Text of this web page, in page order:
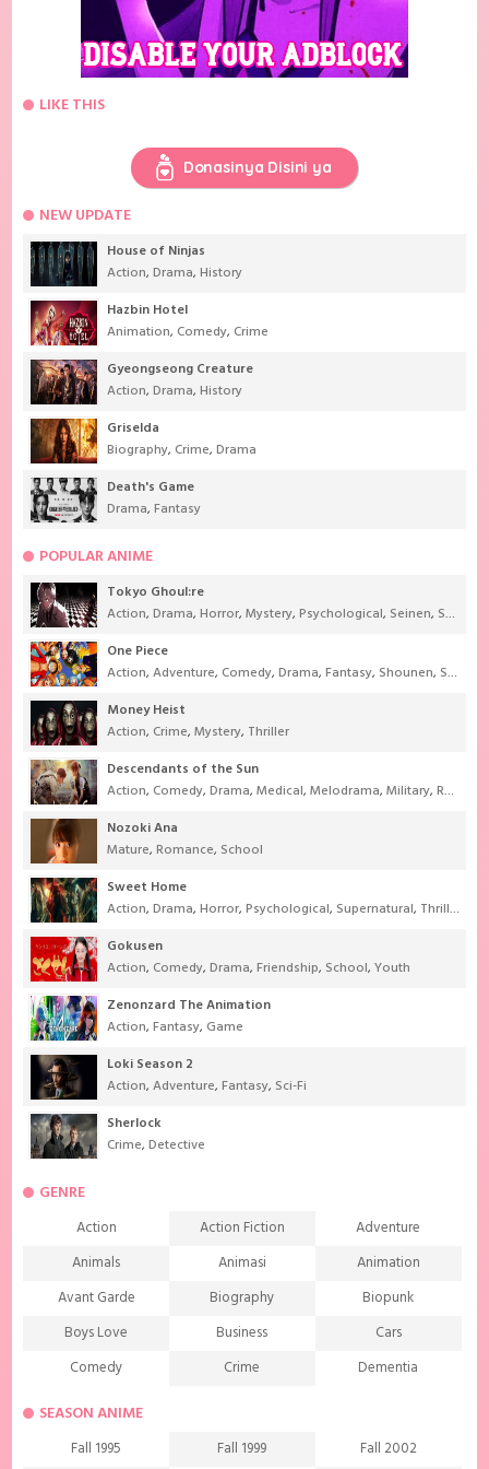
LIKE THIS
Donasinya Disini ya
NEW UPDATE
House of Ninjas
Action,Drama,History
Hazbin Hotel
Animation, Comedy, Crime
Gyeongseong Creature
Action,Drama,History
Griselda
Biography, Crime,Drama
Death's Game
Drama,Fantasy
POPULAR ANIME
Tokyo Ghoul:re
Action,Drama,Horror,Mystery,Psychological, Seinen, Supernatural
One Piece
Action,Adventure, Comedy,Drama,Fantasy, Shounen, Super Power
Money Heist
Action, Crime,Mystery, Thriller
Descendants of the Sun
Action, Comedy,Drama,Medical,Melodrama,Military,Romance
Nozoki Ana
Mature,Romance, School
Sweet Home
Action,Drama,Horror,Psychological, Supernatural, Thriller
Gokusen
Action, Comedy,Drama,Friendship, School,Youth
Zenonzard The Animation
Action,Fantasy, Game
Loki Season 2
Action,Adventure,Fantasy, Sci-Fi
Sherlock
Crime,Detective
GENRE
Action Action Fiction
Adventure
Animals
Animasi
Animation
Avant Garde
Biography
Biopunk
Boys Love
Business
Cars
Comedy
Crime
Dementia
Demons
Drama
Ecchi
Extreme sports
SEASON ANIME
Fall 1995 Fall 1999 Fall 2002